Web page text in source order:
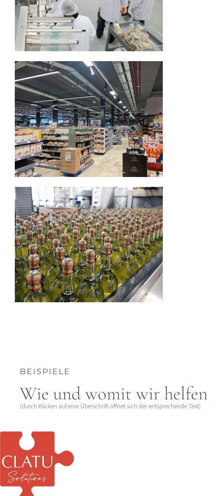
BEISPIELE
Wie und womit wir helfen
(durch Klicken auf eine Überschrift öffnet sich der entsprechende Text)